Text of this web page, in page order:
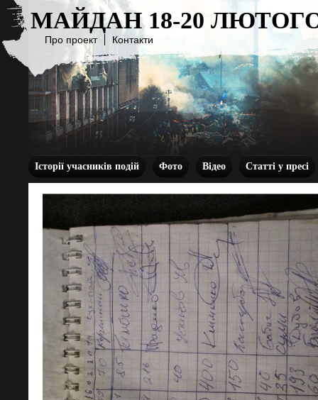
МАЙДАН 18-20
Про проект Контакти
Історії учасників подій Фото Відео Статті у пресі